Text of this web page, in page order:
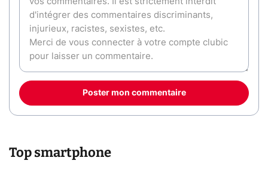
Poster mon commentaire
Top smartphone